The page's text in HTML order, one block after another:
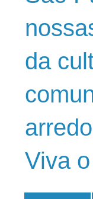
da
Viva